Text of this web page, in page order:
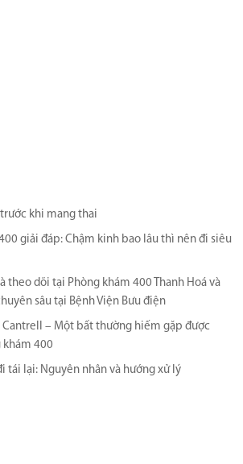
khi mang thai
giải đáp: Chậm kinh bao lâu thì nên đi siêu
theo dõi tại Phòng khám 400 Thanh Hoá và
sâu tại Bệnh Viện Bưu điện
Cantrell – Một bất thường hiếm gặp được
khám 400
tái lại​: Nguyên nhân và hướng xử lý